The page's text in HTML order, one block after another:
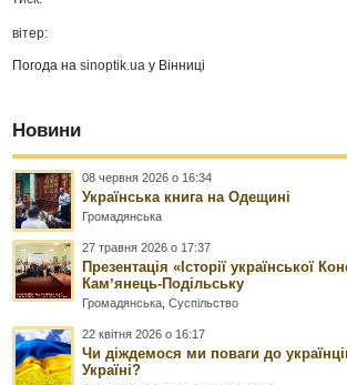
вітер:
Погода наsinoptik.ua у Вінниці
Новини
08 червня 2026 о 16:34
Українська книга на Одещині
Громадянська
27 травня 2026 о 17:37
Презентація «Історії української
Камʼянець-Подільську
Громадянська ,Суспільство
22 квітня 2026 о 16:17
Чи діждемося ми поваги до
Україні?